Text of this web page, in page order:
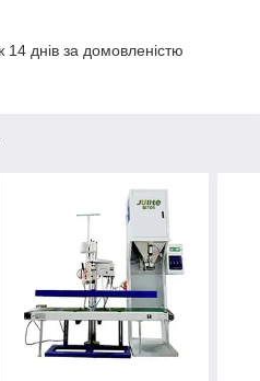
днів за домовленістю